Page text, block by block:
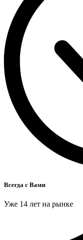
Всегда с Вами
Уже 14 лет на рынке